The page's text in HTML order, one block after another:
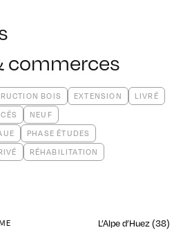
commerces
BOIS EXTENSION
LIVRÉ
NEUF
PHASE ÉTUDES
RÉHABILITATION
L’Alpe d’Huez (38)